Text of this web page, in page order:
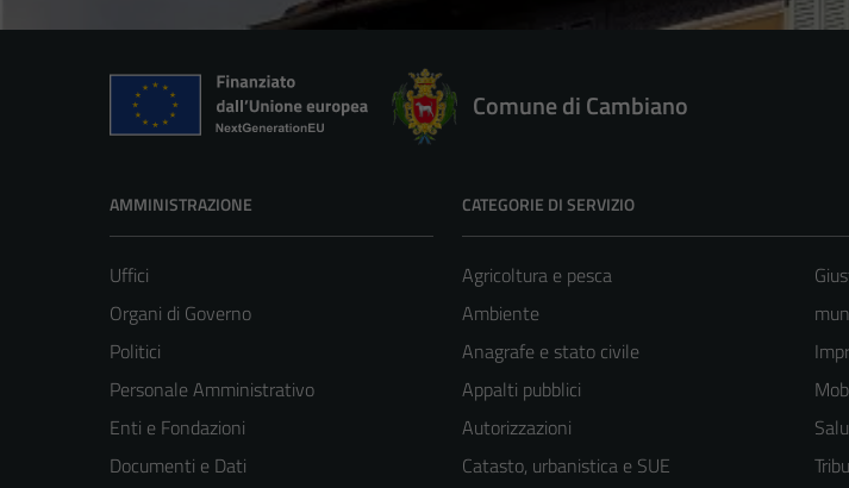
Comune di Cambiano
AMMINISTRAZIONE
Uffici
Organi di Governo
Politici
Personale Amministrativo
Enti e Fondazioni
Documenti e Dati
CATEGORIE DI SERVIZIO
Agricoltura e pesca
Ambiente
Anagrafe e stato civile
Appalti pubblici
Autorizzazioni
Catasto, urbanistica e SUE